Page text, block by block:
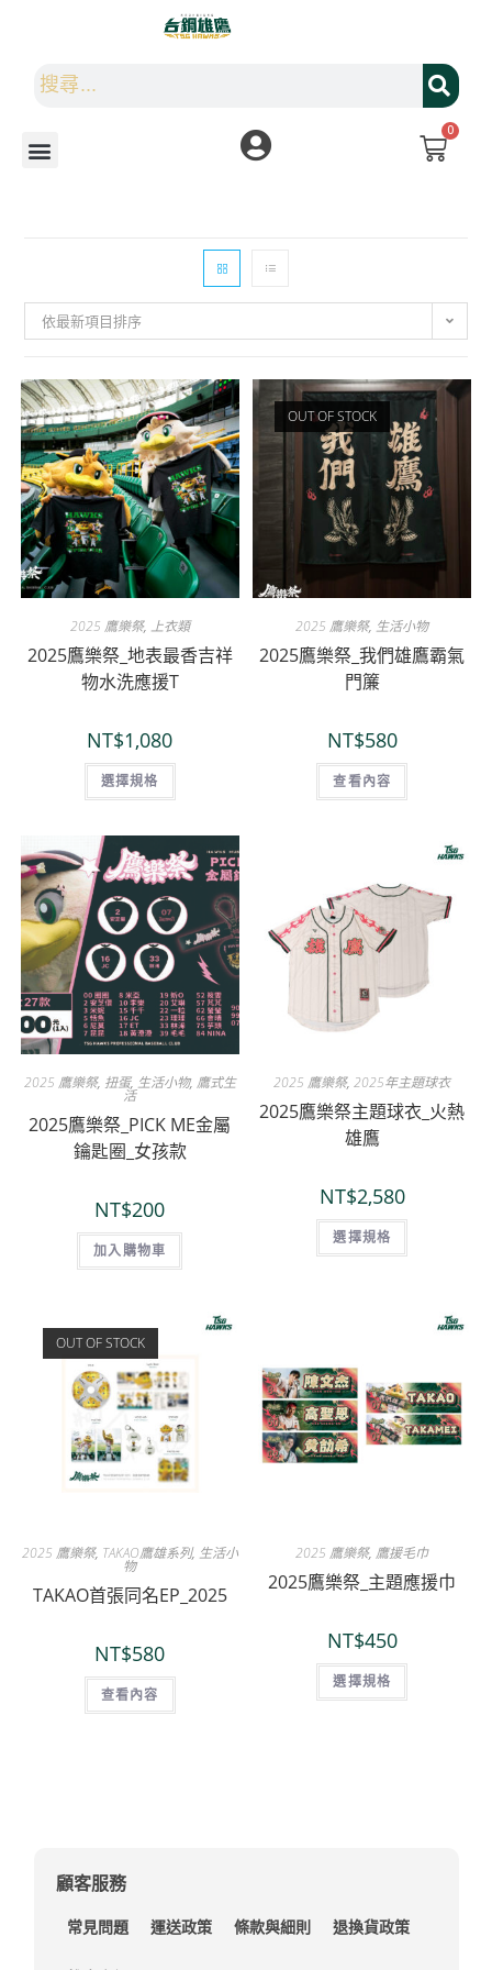
0
依最新項目排序
2025 鷹樂祭, 上衣類
2025鷹樂祭_地表最香吉祥
物水洗應援T
NT$1,080
選擇規格
OUT OF STOCK
2025 鷹樂祭, 生活小物
2025鷹樂祭_我們雄鷹霸氣
門簾
NT$580
查看內容
2025 鷹樂祭, 扭蛋, 生活小物, 鷹式生
活
2025鷹樂祭_PICK ME金屬
鑰匙圈_女孩款
NT$200
加入購物車
2025 鷹樂祭,2025年主題球衣
2025鷹樂祭主題球衣_火熱
雄鷹
NT$2,580
選擇規格
OUT OF STOCK
2025 鷹樂祭, TAKAO鷹雄系列, 生活小
物
TAKAO首張同名EP_2025
NT$580
查看內容
2025 鷹樂祭, 鷹援毛巾
2025鷹樂祭_主題應援巾
NT$450
選擇規格
顧客服務
常見問題 運送政策 條款與細則 退換貨政策